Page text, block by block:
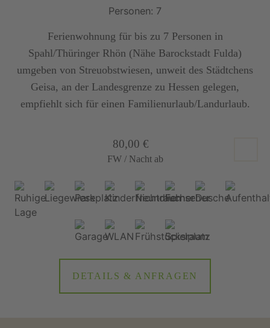
Personen: 7
Ferienwohnung für bis zu 7 Personen in
Spahl/Thüringer Rhön (Nähe Barockstadt Fulda)
umgeben von Streuobstwiesen, unweit des Städtchens
Geisa, an der Landesgrenze zu Hessen gelegen,
empfiehlt sich für einen Familienurlaub/Landurlaub.
80,00 €
FW / Nacht ab
DETAILS & ANFRAGEN